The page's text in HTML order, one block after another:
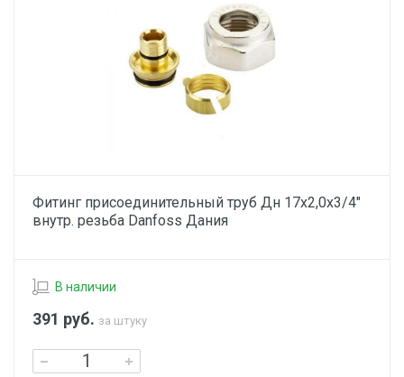
Фитинг присоединительный труб Дн 17х2,0х3/4"
внутр. резьба Danfoss Дания
В наличии
391 руб. за штуку